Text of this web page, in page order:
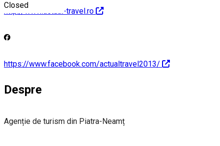
Closed
http://www.actual-travel.ro
https://www.facebook.com/actualtravel2013/
Despre
Agenție de turism din Piatra-Neamț